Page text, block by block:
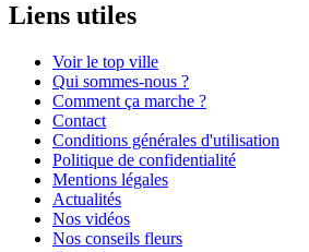
Liens utiles
Voir le top ville
Qui sommes-nous ?
Comment ça marche ?
Contact
Conditions générales d'utilisation
Politique de confidentialité
Mentions légales
Actualités
Nos vidéos
Nos conseils fleurs